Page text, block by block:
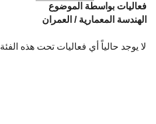
فعاليات بواسطة الموضوع
الهندسة المعمارية / العمران
لا يوجد حالياً أي فعاليات تحت هذه الفئة